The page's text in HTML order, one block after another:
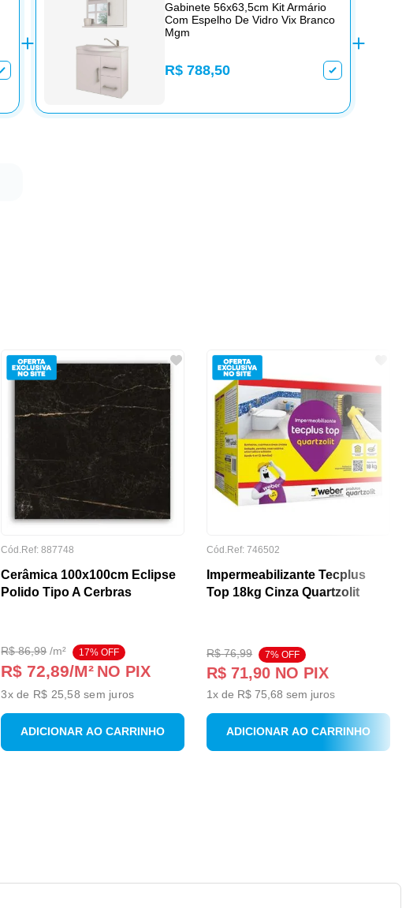
Gabinete 56x63,5cm Kit Armário
Com Espelho De Vidro Vix Branco
Mgm
R$ 788,50
Cód.Ref:887748
Cerâmica 100x100cm Eclipse
Polido Tipo A Cerbras
R$ 86,99/m² 17% OFF
R$ 72,89/M² NO PIX
3x de R$ 25,58 sem juros
ADICIONAR AO CARRINHO
Cód.Ref:746502
Impermeabilizante Tecplus
Top 18kg Cinza Quartzolit
R$ 76,99 7% OFF
R$ 71,90 NO PIX
1x de R$ 75 ,68 sem juros
ADICIONAR AO CARRINHO